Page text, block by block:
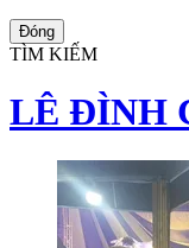
Đóng
TÌM KIẾM
LÊ ĐÌNH